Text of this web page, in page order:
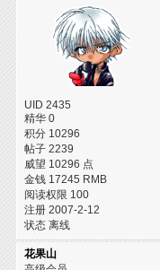
UID 2435
精华 0
积分 10296
帖子 2239
威望 10296 点
金钱 17245 RMB
阅读权限 100
注册 2007-2-12
状态 离线
花果山